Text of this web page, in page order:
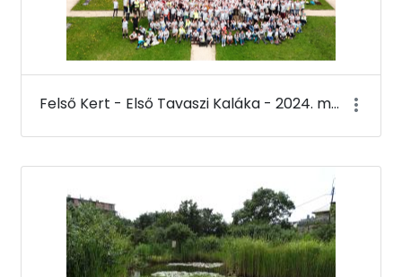
Felső Kert - Első Tavaszi Kaláka - 2024. március 22.